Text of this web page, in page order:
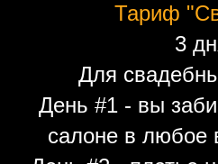
Тариф
3
Для
День #1 - вы
салоне в любое